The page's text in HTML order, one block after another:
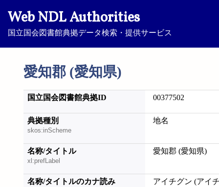
Web NDL Authorities
国立国会図書館典拠データ検索・提供サービス
愛知郡 (愛知県)
国立国会図書館典拠ID 00377502
典拠種別
skos:inScheme
地名
名称/タイトル
xl:prefLabel
愛知郡 (愛知県)
名称/タイトルのカナ読み アイチグン (アイ